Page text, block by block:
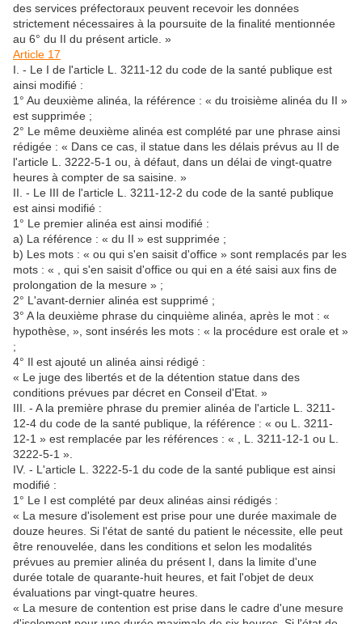
des services préfectoraux peuvent recevoir les données
strictement nécessaires à la poursuite de la finalité mentionnée
au 6° du II du présent article. »
Article 17
I. - Le I de l'article L. 3211-12 du code de la santé publique est
ainsi modifié :
1° Au deuxième alinéa, la référence : « du troisième alinéa du II »
est supprimée ;
2° Le même deuxième alinéa est complété par une phrase ainsi
rédigée : « Dans ce cas, il statue dans les délais prévus au II de
l'article L. 3222-5-1 ou, à défaut, dans un délai de vingt-quatre
heures à compter de sa saisine. »
II. - Le III de l'article L. 3211-12-2 du code de la santé publique
est ainsi modifié :
1° Le premier alinéa est ainsi modifié :
a) La référence : « du II » est supprimée ;
b) Les mots : « ou qui s'en saisit d'office » sont remplacés par les
mots : « , qui s'en saisit d'office ou qui en a été saisi aux fins de
prolongation de la mesure » ;
2° L'avant-dernier alinéa est supprimé ;
3° A la deuxième phrase du cinquième alinéa, après le mot : «
hypothèse, », sont insérés les mots : « la procédure est orale et »
;
4° Il est ajouté un alinéa ainsi rédigé :
« Le juge des libertés et de la détention statue dans des
conditions prévues par décret en Conseil d'Etat. »
III. - A la première phrase du premier alinéa de l'article L. 3211-
12-4 du code de la santé publique, la référence : « ou L. 3211-
12-1 » est remplacée par les références : « , L. 3211-12-1 ou L.
3222-5-1 ».
IV. - L'article L. 3222-5-1 du code de la santé publique est ainsi
modifié :
1° Le I est complété par deux alinéas ainsi rédigés :
« La mesure d'isolement est prise pour une durée maximale de
douze heures. Si l'état de santé du patient le nécessite, elle peut
être renouvelée, dans les conditions et selon les modalités
prévues au premier alinéa du présent I, dans la limite d'une
durée totale de quarante-huit heures, et fait l'objet de deux
évaluations par vingt-quatre heures.
« La mesure de contention est prise dans le cadre d'une mesure